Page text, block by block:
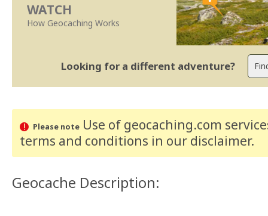
WATCH
How Geocaching Works
Looking for a different adventure?
Please noteUse of geocaching.com
terms and conditions in our disclaimer.
Geocache Description: